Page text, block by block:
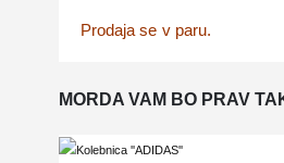
Prodaja se v paru.
MORDA VAM BO PRAV